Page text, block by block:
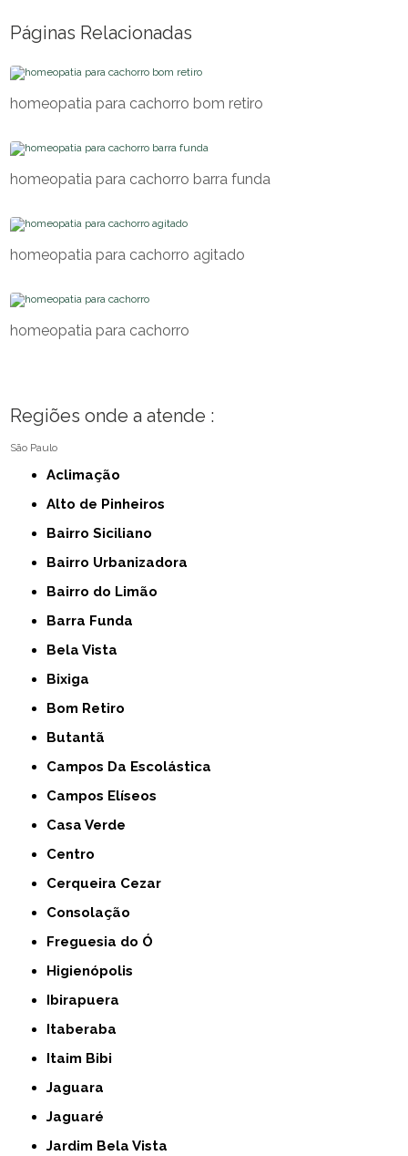
Páginas Relacionadas
homeopatia para cachorro bom retiro
homeopatia para cachorro barra funda
homeopatia para cachorro agitado
homeopatia para cachorro
Regiões onde a atende :
São Paulo
Aclimação
Alto de Pinheiros
Bairro Siciliano
Bairro Urbanizadora
Bairro do Limão
Barra Funda
Bela Vista
Bixiga
Bom Retiro
Butantã
Campos Da Escolástica
Campos Elíseos
Casa Verde
Centro
Cerqueira Cezar
Consolação
Freguesia do Ó
Higienópolis
Ibirapuera
Itaberaba
Itaim Bibi
Jaguara
Jaguaré
Jardim Bela Vista